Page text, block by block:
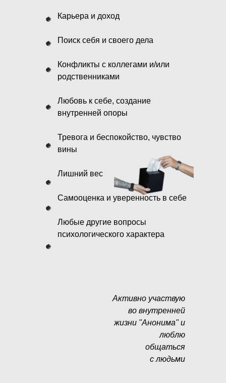
Карьера и доход
Поиск себя и своего дела
Конфликты с коллегами и/или
родственниками
Любовь к себе, создание
внутренней опоры
Тревога и беспокойство, чувство
вины
Лишний вес
Самооценка и уверенность в себе
Любые другие вопросы
психологического характера
Активно участвую
во внутренней
жизни "Анонима" и
люблю
общаться
с людьми